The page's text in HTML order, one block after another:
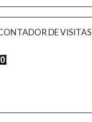
DE VISITAS